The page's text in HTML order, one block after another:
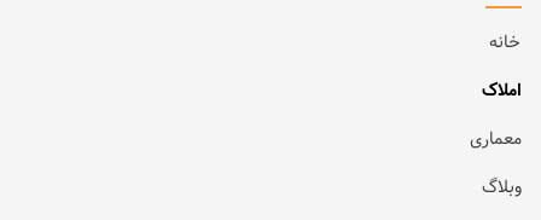
خانه
املاک
معماری
وبلاگ